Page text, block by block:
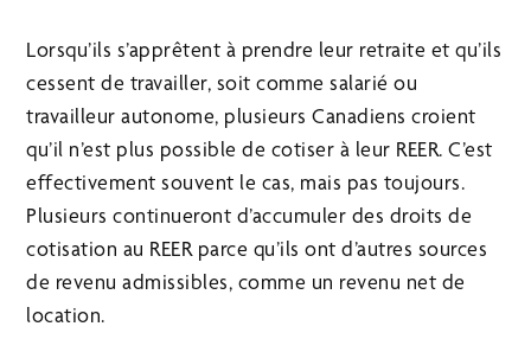
Lorsqu’ils s’apprêtent à prendre leur retraite et qu’ils
cessent de travailler, soit comme salarié ou
travailleur autonome, plusieurs Canadiens croient
qu’il n’est plus possible de cotiser à leur REER. C’est
effectivement souvent le cas, mais pas toujours.
Plusieurs continueront d’accumuler des droits de
cotisation au REER parce qu’ils ont d’autres sources
de revenu admissibles, comme un revenu net de
location.